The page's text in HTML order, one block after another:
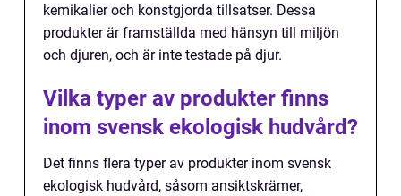
kemikalier och konstgjorda tillsatser. Dessa
produkter är framställda med hänsyn till miljön
och djuren, och är inte testade på djur.
Vilka typer av produkter finns
inom svensk ekologisk hudvård?
Det finns flera typer av produkter inom svensk
ekologisk hudvård, såsom ansiktskrämer,